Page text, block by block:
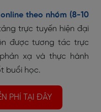
theo nhóm (8-10
trực tuyến hiện đại
được tương tác trực
xạ và thực hành
buổi học.
PHÍ TẠI ĐÂY